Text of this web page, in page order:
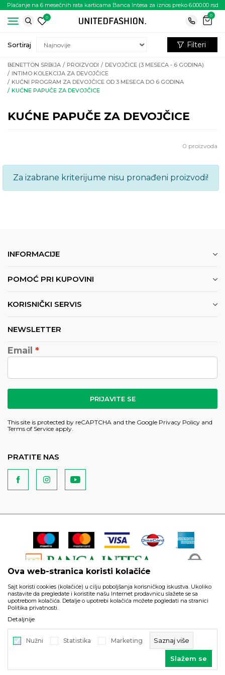
Plaćanje na 6 mesečnih rata karticama Banca Intesa za iznos preko 6.000.00 rsd
0
0
BENETTON SRBIJA PROIZVODI
DEVOJČICE (3 MESECA - 6 GODINA)
INTIMO KOLEKCIJA ZA DEVOJČICE
KUĆNI PROGRAM ZA DEVOJČICE OD 3 MESECA DO 6 GODINA
KUĆNE PAPUČE ZA DEVOJČICE
KUĆNE PAPUČE ZA DEVOJČICE
Sortiraj Filteri
0 proizvoda
Za izabrane kriterijume nisu pronađeni proizvodi!
INFORMACIJE
POMOĆ PRI KUPOVINI
KORISNIČKI SERVIS
NEWSLETTER
Email
PRIJAVITE SE
This site is protected by reCAPTCHA and the Google Privacy Policy and
Terms of Service apply.
PRATITE NAS
artikli prikazani na sajtu su deo naše ponude i ne podrazumeva
da su dostupni u svakom trenutku.
, IzradaNB SOFT. Sva prava
Ova web-stranica koristi kolačiće
Sajt koristi cookies (kolačiće) u cilju poboljšanja korisničkog iskustva. Ukoliko
nastavite da pregledate i koristite našu Internet prodavnicu slažete se sa
upotrebom kolačića. Detalje o upotrebi kolačića možete pogledati na stranici
Politika privatnosti.
Detaljnije
Nužni Statistika Marketing Saznaj više
Slažem se